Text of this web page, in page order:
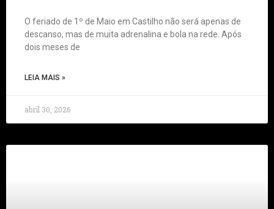
O feriado de 1º de Maio em Castilho não será apenas de
descanso, mas de muita adrenalina e bola na rede. Após
dois meses de
LEIA MAIS »
abril 30, 2026